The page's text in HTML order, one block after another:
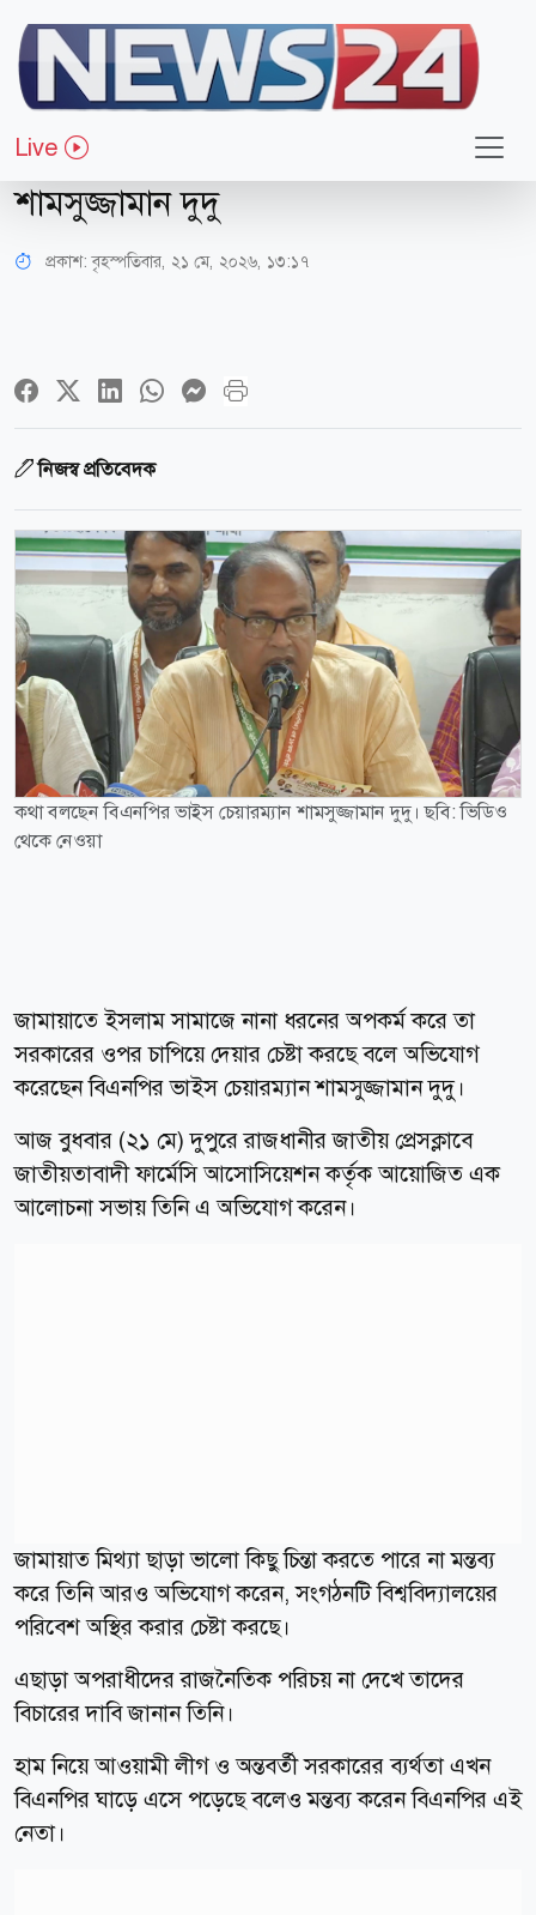
Live
রাজনীতি
জামায়াত নানা অপকর্ম করে সরকারের
ওপর চাপিয়ে দেয়ার চেষ্টা করছে:
শামসুজ্জামান দুদু
প্রকাশ:বৃহস্পতিবার, ২১ মে, ২০২৬, ১৩:১৭
নিজস্ব প্রতিবেদক
কথা বলছেন বিএনপির ভাইস চেয়ারম্যান শামসুজ্জামান দুদু। ছবি: ভিডিও
থেকে নেওয়া
জামায়াতে ইসলাম সামাজে নানা ধরনের অপকর্ম করে তা
সরকারের ওপর চাপিয়ে দেয়ার চেষ্টা করছে বলে অভিযোগ
করেছেন বিএনপির ভাইস চেয়ারম্যান শামসুজ্জামান দুদু।
আজ বুধবার (২১ মে) দুপুরে রাজধানীর জাতীয় প্রেসক্লাবে
জাতীয়তাবাদী ফার্মেসি আসোসিয়েশন কর্তৃক আয়োজিত এক
আলোচনা সভায় তিনি এ অভিযোগ করেন।
জামায়াত মিথ্যা ছাড়া ভালো কিছু চিন্তা করতে পারে না মন্তব্য
করে তিনি আরও অভিযোগ করেন, সংগঠনটি বিশ্ববিদ্যালয়ের
পরিবেশ অস্থির করার চেষ্টা করছে।
এছাড়া অপরাধীদের রাজনৈতিক পরিচয় না দেখে তাদের
বিচারের দাবি জানান তিনি।
হাম নিয়ে আওয়ামী লীগ ও অন্তবর্তী সরকারের ব্যর্থতা এখন
বিএনপির ঘাড়ে এসে পড়েছে বলেও মন্তব্য করেন বিএনপির এই
নেতা।